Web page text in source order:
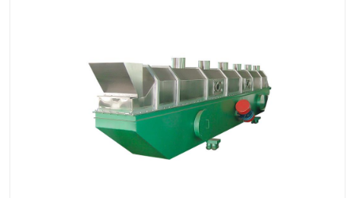
方形圆形真空干燥机 真空耙式干燥机
热风循环烘箱 喷雾干燥机